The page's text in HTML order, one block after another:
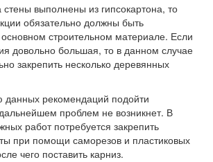
стены выполнены из гипсокартона, то
обязательно должны быть
строительном материале. Если
довольно большая, то в данном случае
закрепить несколько деревянных
данных рекомендаций подойти
проблем не возникнет. В
работ потребуется закрепить
при помощи саморезов и пластиковых
чего поставить карниз.